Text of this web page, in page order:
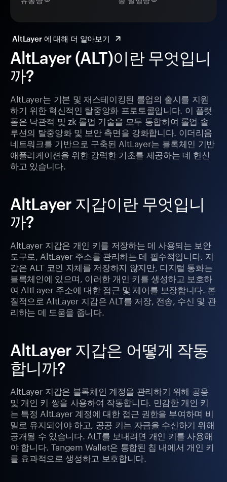
AltLayer (ALT)이란 무엇입니
까?
AltLayer는 기본 및 재스테이킹된 롤업의 출시를 지원
하기 위한 혁신적인 탈중앙화 프로토콜입니다. 이 플랫
폼은 낙관적 및 zk 롤업 기술을 모두 통합하여 롤업 솔
루션의 탈중앙화 및 보안 측면을 강화합니다. 이더리움
네트워크를 기반으로 구축된 AltLayer는 블록체인 기반
애플리케이션을 위한 강력한 기초를 제공하는 데 헌신
하고 있습니다.
AltLayer 지갑이란 무엇입니
까?
AltLayer 지갑은 개인 키를 저장하는 데 사용되는 보안
도구로, AltLayer 주소를 관리하는 데 필수적입니다. 지
갑은 ALT 코인 자체를 저장하지 않지만, 디지털 통화는
블록체인에 있으며, 이러한 개인 키를 생성하고 보호하
여 AltLayer 주소에 대한 접근 및 제어를 보장합니다. 본
질적으로 AltLayer 지갑은 ALT를 저장, 전송, 수신 및 관
리하는 데 도움을 줍니다.
AltLayer 지갑은 어떻게 작동
합니까?
AltLayer 지갑은 블록체인 계정을 관리하기 위해 공용
및 개인 키 쌍을 사용하여 작동합니다. 민감한 개인 키
는 특정 AltLayer 계정에 대한 접근 권한을 부여하며 비
밀로 유지되어야 하고, 공공 키는 자금을 수신하기 위해
공개될 수 있습니다. ALT를 보내려면 개인 키를 사용해
야 합니다. Tangem Wallet은 통합된 칩 내에서 개인 키
를 효과적으로 생성하고 보호합니다.
AltLayer 에 대해 더 알아보기